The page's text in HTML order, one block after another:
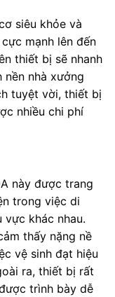
siêu khỏe và
mạnh lên đến
thiết bị sẽ nhanh
nền nhà xưởng
tuyệt vời, thiết bị
nhiều chi phí
này được trang
trong việc di
vực khác nhau.
thấy nặng nề
vệ sinh đạt hiệu
ra, thiết bị rất
trình bày dễ